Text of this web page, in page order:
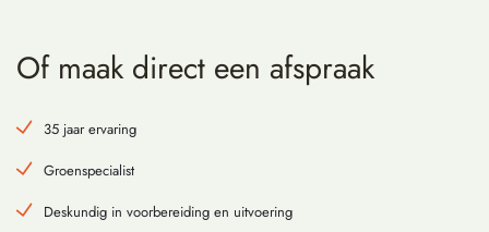
Of maak direct een afspraak
35 jaar ervaring
Groenspecialist
Deskundig in voorbereiding en uitvoering